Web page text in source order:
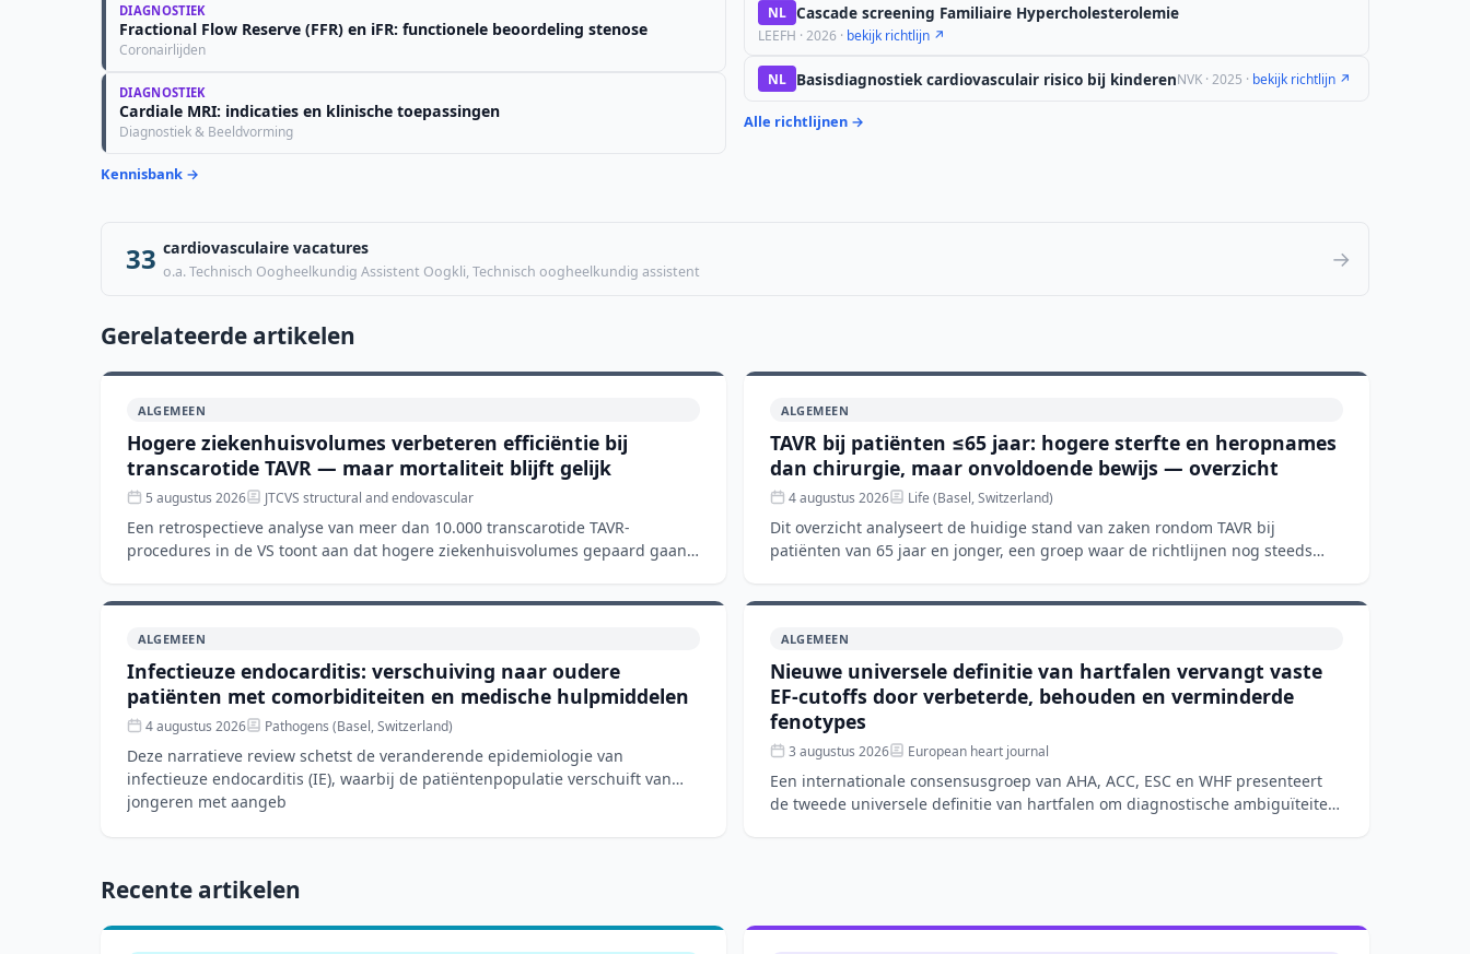
DIAGNOSTIEK
Fractional Flow Reserve (FFR) en iFR: functionele beoordeling stenose
Coronairlijden
DIAGNOSTIEK
Cardiale MRI: indicaties en klinische toepassingen
Diagnostiek & Beeldvorming
Kennisbank →
NL Cascade screening Familiaire Hypercholesterolemie
LEEFH · 2026 · bekijk richtlijn ↗
NL Basisdiagnostiek cardiovasculair risico bij kinderenNVK · 2025 · bekijk richtlijn ↗
Alle richtlijnen →
33 cardiovasculaire vacatures
o.a. Technisch Oogheelkundig Assistent Oogkli, Technisch oogheelkundig assistent →
Gerelateerde artikelen
ALGEMEEN
Hogere ziekenhuisvolumes verbeteren efficiëntie bij
transcarotide TAVR — maar mortaliteit blijft gelijk
5 augustus 2026 JTCVS structural and endovascular
Een retrospectieve analyse van meer dan 10.000 transcarotide TAVR-
procedures in de VS toont aan dat hogere ziekenhuisvolumes gepaard gaan
ALGEMEEN
TAVR bij patiënten ≤65 jaar: hogere sterfte en heropnames
dan chirurgie, maar onvoldoende bewijs — overzicht
4 augustus 2026 Life (Basel, Switzerland)
Dit overzicht analyseert de huidige stand van zaken rondom TAVR bij
patiënten van 65 jaar en jonger, een groep waar de richtlijnen nog steeds
ALGEMEEN
Infectieuze endocarditis: verschuiving naar oudere
patiënten met comorbiditeiten en medische hulpmiddelen
4 augustus 2026 Pathogens (Basel, Switzerland)
Deze narratieve review schetst de veranderende epidemiologie van
infectieuze endocarditis (IE), waarbij de patiëntenpopulatie verschuift van
jongeren met aangeb
ALGEMEEN
Nieuwe universele definitie van hartfalen vervangt vaste
EF-cutoffs door verbeterde, behouden en verminderde
fenotypes
3 augustus 2026 European heart journal
Een internationale consensusgroep van AHA, ACC, ESC en WHF presenteert
de tweede universele definitie van hartfalen om diagnostische ambiguïteiten
Recente artikelen